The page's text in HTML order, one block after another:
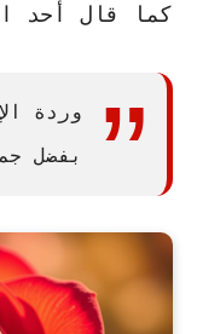
كما قال أحد
وردة
بفضل